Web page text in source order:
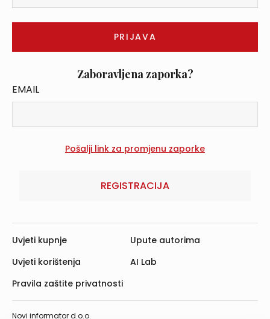
Zaboravljena zaporka?
EMAIL
REGISTRACIJA
Novi informator d.o.o.
Uvjeti kupnje
Uvjeti korištenja
Pravila zaštite privatnosti
Upute autorima
AI Lab